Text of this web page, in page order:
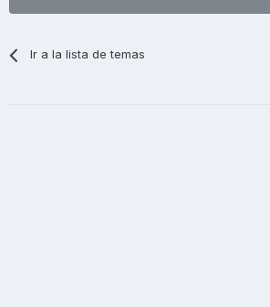
Ir a la lista de temas